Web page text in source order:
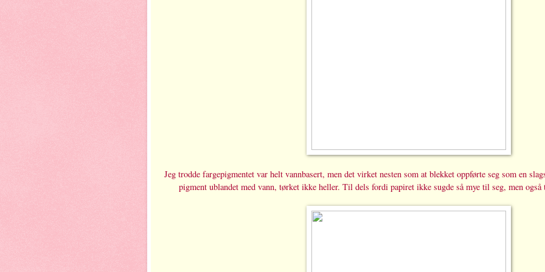
Jeg trodde fargepigmentet var helt vannbasert, men det virket nesten som at blekket oppførte seg som en
pigment ublandet med vann, tørket ikke heller. Til dels fordi papiret ikke sugde så mye til seg, men